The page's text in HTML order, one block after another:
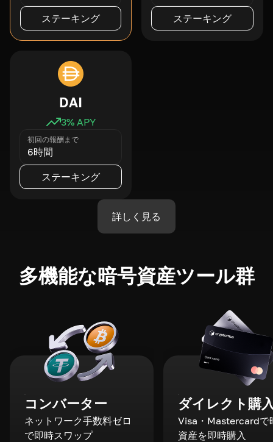
ステーキング ステーキング
DAI
3% APY
初回の報酬まで
6時間
ステーキング
詳しく見る
多機能な暗号資産ツール群
コンバーター
ネットワーク手数料ゼロ
で即時スワップ
ダイレクト購
Visa・Mastercardで
資産を即時購入